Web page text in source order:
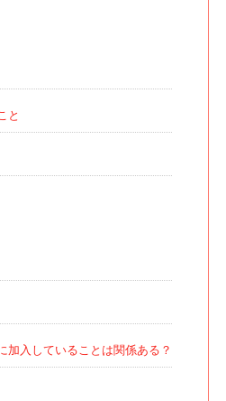
と
加入していることは関係ある？